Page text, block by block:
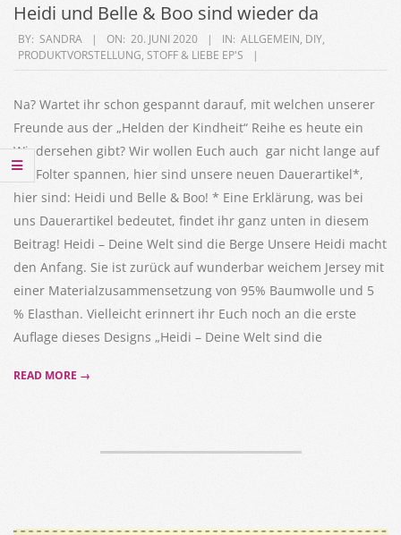
Heidi und Belle & Boo sind wieder da
2020-
06-
BY: SANDRA ON: 20. JUNI 2020 IN: ALLGEMEIN, DIY,
PRODUKTVORSTELLUNG, STOFF & LIEBE EP'S
Na? Wartet ihr schon gespannt darauf, mit welchen unserer
Freunde aus der „Helden der Kindheit“ Reihe es heute ein
Wiedersehen gibt? Wir wollen Euch auch gar nicht lange auf
die Folter spannen, hier sind unsere neuen Dauerartikel*,
hier sind: Heidi und Belle & Boo! * Eine Erklärung, was bei
uns Dauerartikel bedeutet, findet ihr ganz unten in diesem
Beitrag! Heidi – Deine Welt sind die Berge Unsere Heidi macht
den Anfang. Sie ist zurück auf wunderbar weichem Jersey mit
einer Materialzusammensetzung von 95% Baumwolle und 5
% Elasthan. Vielleicht erinnert ihr Euch noch an die erste
Auflage dieses Designs „Heidi – Deine Welt sind die
READ MORE →